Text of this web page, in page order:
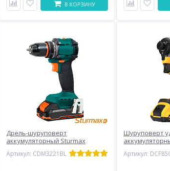
В КОРЗИНУ
Дрель-шуруповерт
аккумуляторный Sturmax
Артикул: CDM3221BL
Шуруповерт
Артикул: